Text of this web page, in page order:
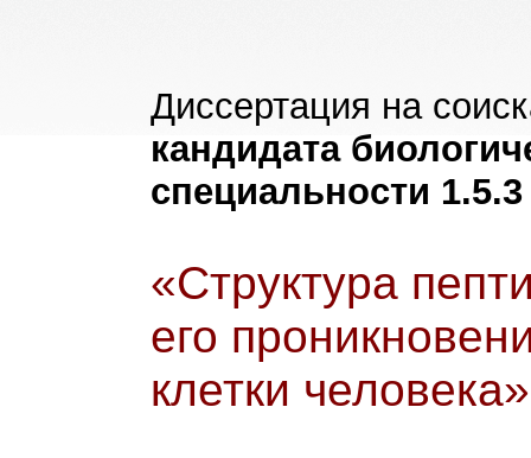
Диссертация на
кандидата
специальности
«Структура
его
клетки человека»